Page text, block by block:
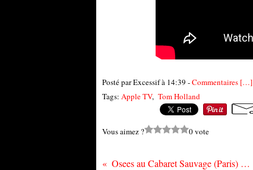
Posté par Excessif à 14:39 -Commentaires […]
Tags: Apple TV, Tom Holland
Vous aimez ? 0 vote
Osees au Cabaret Sauvage (Paris) le dimanche 20 août